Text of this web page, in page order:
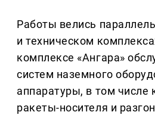
Работы велись
и техническом
комплексе «Ангара»
систем наземного
аппаратуры, в том числе
ракеты-носителя и